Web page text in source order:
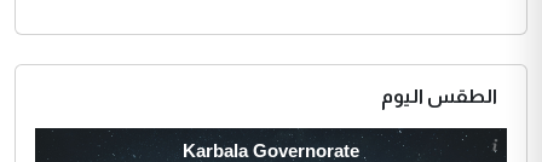
الطقس اليوم
Karbala Governorate